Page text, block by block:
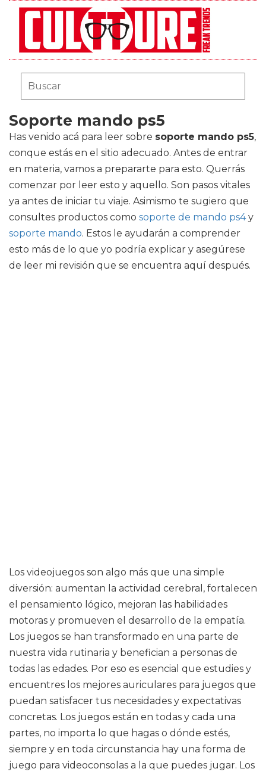
Soporte mando ps5
Has venido acá para leer sobre soporte mando ps5,
conque estás en el sitio adecuado. Antes de entrar
en materia, vamos a prepararte para esto. Querrás
comenzar por leer esto y aquello. Son pasos vitales
ya antes de iniciar tu viaje. Asimismo te sugiero que
consultes productos como soporte de mando ps4y
soporte mando. Estos le ayudarán a comprender
esto más de lo que yo podría explicar y asegúrese
de leer mi revisión que se encuentra aquí después.
Los videojuegos son algo más que una simple
diversión: aumentan la actividad cerebral, fortalecen
el pensamiento lógico, mejoran las habilidades
motoras y promueven el desarrollo de la empatía.
Los juegos se han transformado en una parte de
nuestra vida rutinaria y benefician a personas de
todas las edades. Por eso es esencial que estudies y
encuentres los mejores auriculares para juegos que
puedan satisfacer tus necesidades y expectativas
concretas. Los juegos están en todas y cada una
partes, no importa lo que hagas o dónde estés,
siempre y en toda circunstancia hay una forma de
juego para videoconsolas a la que puedes jugar. Los